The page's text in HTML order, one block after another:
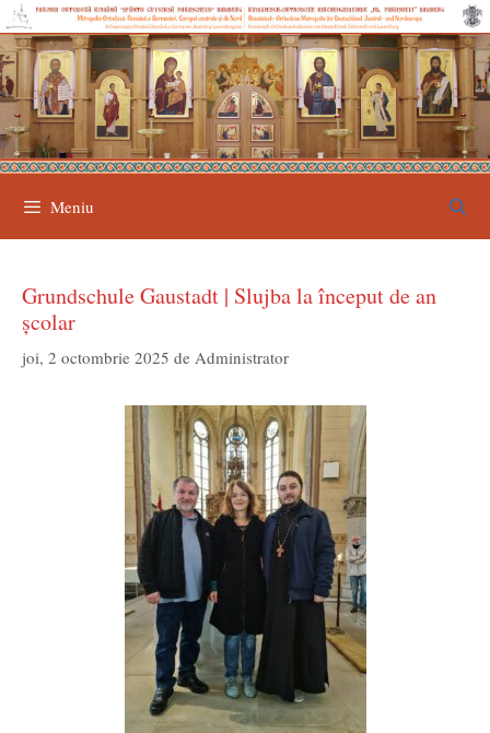
Sari
la
conținut
Meniu
Grundschule Gaustadt | Slujba la început de an
școlar
joi, 2 octombrie 2025 de Administrator